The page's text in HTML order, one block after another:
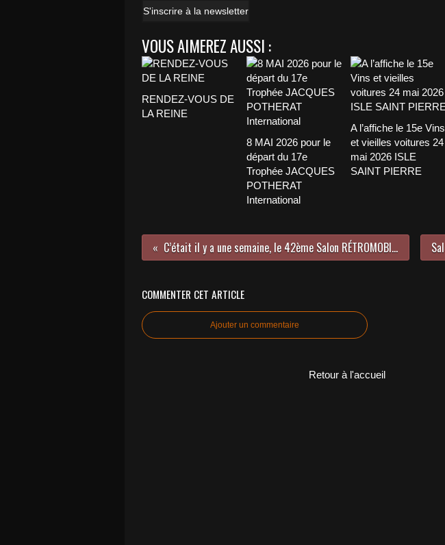
S'inscrire à la newsletter
VOUS AIMEREZ AUSSI :
RENDEZ-VOUS DE
LA REINE
8 MAI 2026 pour le
départ du 17e
Trophée JACQUES
POTHERAT
International
A l’affiche le 15e Vins
et vieilles voitures 24
mai 2026 ISLE
SAINT PIERRE
C’était il y a une semaine, le 42ème Salon RÉTROMOBILE du 8 au 12 février 2017 entamait sa 3ème journée.
COMMENTER CET ARTICLE
Ajouter un commentaire
Retour à l'accueil